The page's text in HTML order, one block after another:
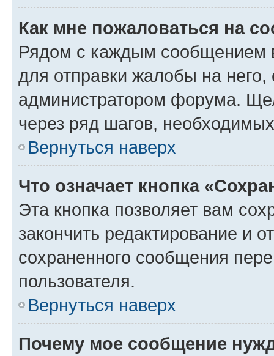
Как мне пожаловаться на
Рядом с каждым сообщением
для отправки жалобы на
администратором форума.
через ряд шагов,
Вернуться наверх
Что означает кнопка
Эта кнопка позволяет вам
закончить редактирование и
сохраненного сообщения
пользователя.
Вернуться наверх
Почему мое сообщение